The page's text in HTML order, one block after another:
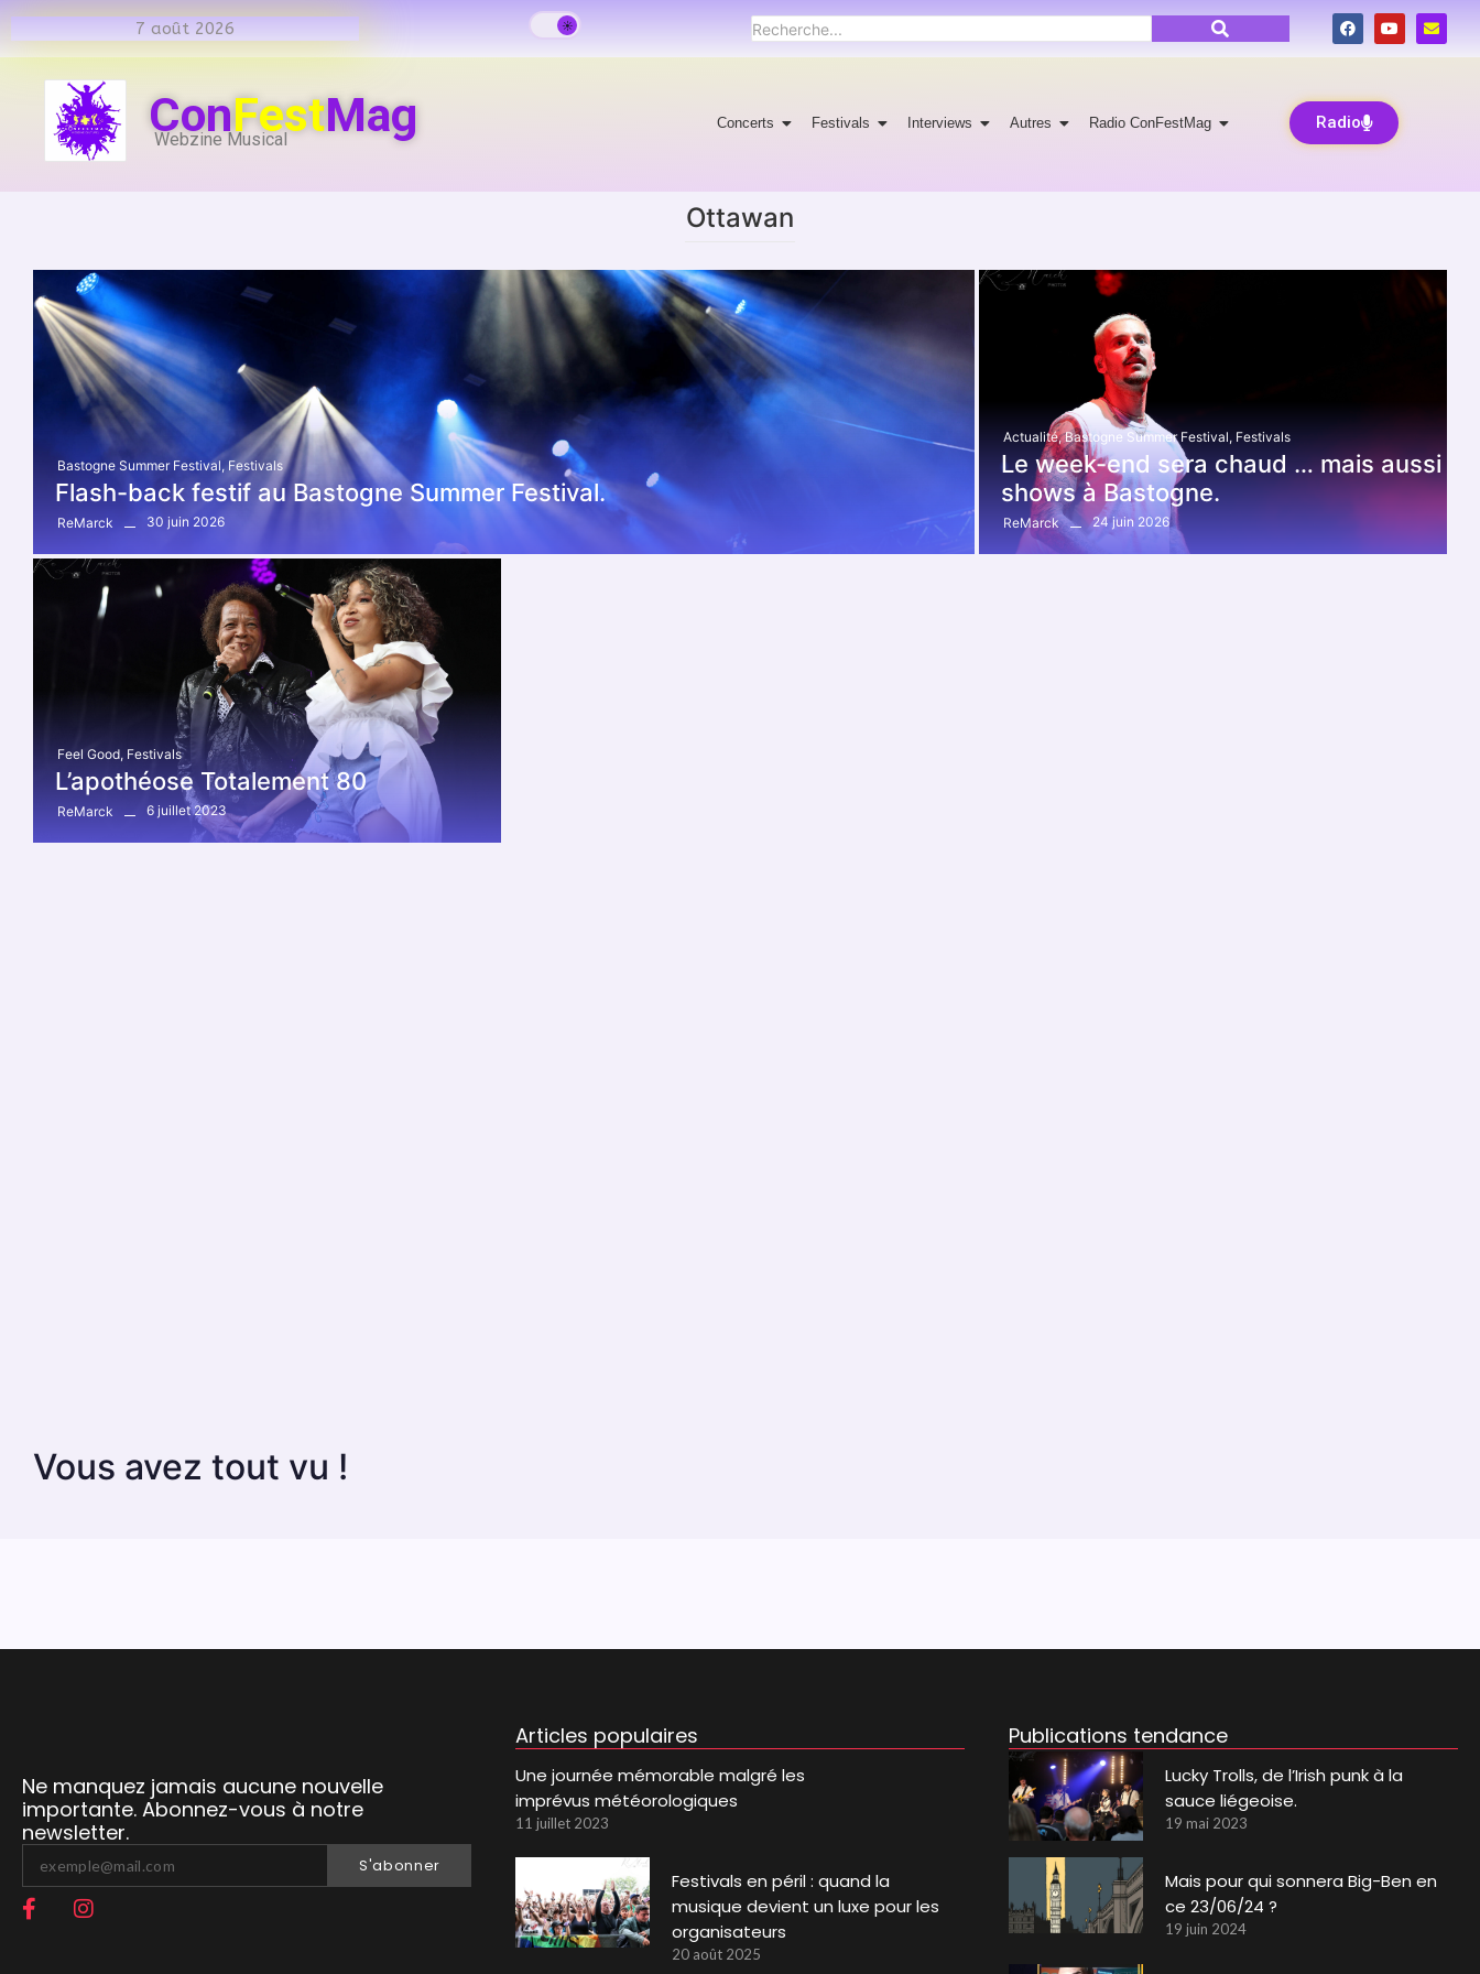
7 août 2026
ConFestMag
Webzine Musical
Concerts Festivals Interviews Autres Radio ConFestMag Radio
Ottawan
Bastogne Summer Festival, Festivals
Flash-back festif au Bastogne Summer Festival.
ReMarck 30 juin 2026
Actualité, Bastogne Summer Festival, Festivals
Le week-end sera chaud … mais aussi
shows à Bastogne.
ReMarck 24 juin 2026
Feel Good, Festivals
L’apothéose Totalement 80
ReMarck 6 juillet 2023
Vous avez tout vu !
Ne manquez jamais aucune nouvelle
importante. Abonnez-vous à notre
newsletter.
S'abonner
Articles populaires
Une journée mémorable malgré les
imprévus météorologiques
11 juillet 2023
Festivals en péril : quand la
musique devient un luxe pour les
organisateurs
20 août 2025
Publications tendance
Lucky Trolls, de l’Irish punk à la
sauce liégeoise.
19 mai 2023
Mais pour qui sonnera Big-Ben en
ce 23/06/24 ?
19 juin 2024